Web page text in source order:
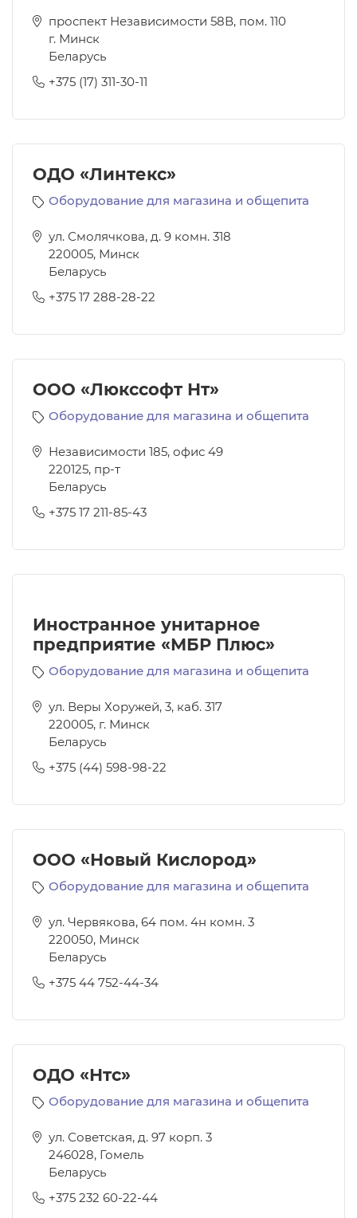
проспект Независимости 58В, пом. 110
г. Минск
Беларусь
+375 (17) 311-30-11
ОДО «Линтекс»
Оборудование для магазина и общепита
ул. Смолячкова, д. 9 комн. 318
220005, Минск
Беларусь
+375 17 288-28-22
ООО «Люкссофт Нт»
Оборудование для магазина и общепита
Независимости 185, офис 49
220125, пр-т
Беларусь
+375 17 211-85-43
Иностранное унитарное
предприятие «МБР Плюс»
Оборудование для магазина и общепита
ул. Веры Хоружей, 3, каб. 317
220005, г. Минск
Беларусь
+375 (44) 598-98-22
ООО «Новый Кислород»
Оборудование для магазина и общепита
ул. Червякова, 64 пом. 4н комн. 3
220050, Минск
Беларусь
+375 44 752-44-34
ОДО «Нтс»
Оборудование для магазина и общепита
ул. Советская, д. 97 корп. 3
246028, Гомель
Беларусь
+375 232 60-22-44